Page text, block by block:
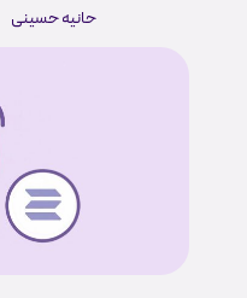
حانیه حسینی